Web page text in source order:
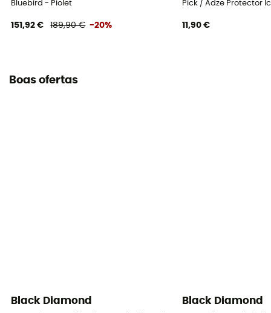
Bluebird - Piolet
151,92 € 189,90 € -20%
Pick / Adze Protector
11,90 €
Boas ofertas
Black Diamond Black Diamond